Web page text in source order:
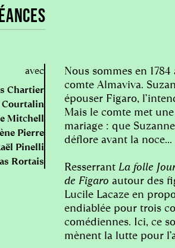
avec
Chartier
Mitchell
Pierre
Pinelli
Rortais
Nous sommes en
comte Almaviva.
épouser Figaro,
Mais le comte met
mariage : que
déflore avant la noce...
ResserrantLa folle
de Figaro autour des
Lucile Lacaze en
endiablée pour trois
comédiennes. Ici, ce
mènent la lutte pour